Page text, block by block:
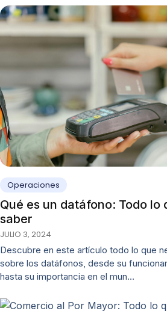
Operaciones
Qué es un datáfono: Todo lo
saber
JULIO 3, 2024
Descubre en este artículo todo lo que
sobre los datáfonos, desde su
hasta su importancia en el mun…